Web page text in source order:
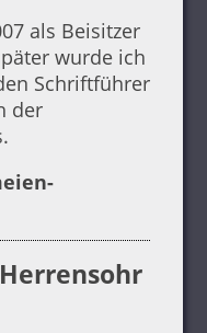
als Beisitzer
wurde ich
Schriftführer
der